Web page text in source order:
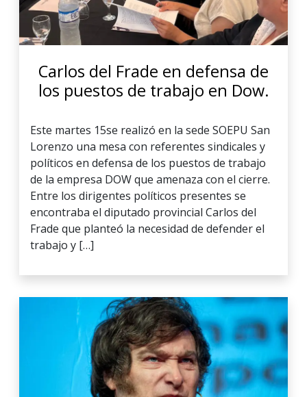
Carlos del Frade en defensa de
los puestos de trabajo en Dow.
Este martes 15se realizó en la sede SOEPU San
Lorenzo una mesa con referentes sindicales y
políticos en defensa de los puestos de trabajo
de la empresa DOW que amenaza con el cierre.
Entre los dirigentes políticos presentes se
encontraba el diputado provincial Carlos del
Frade que planteó la necesidad de defender el
trabajo y […]